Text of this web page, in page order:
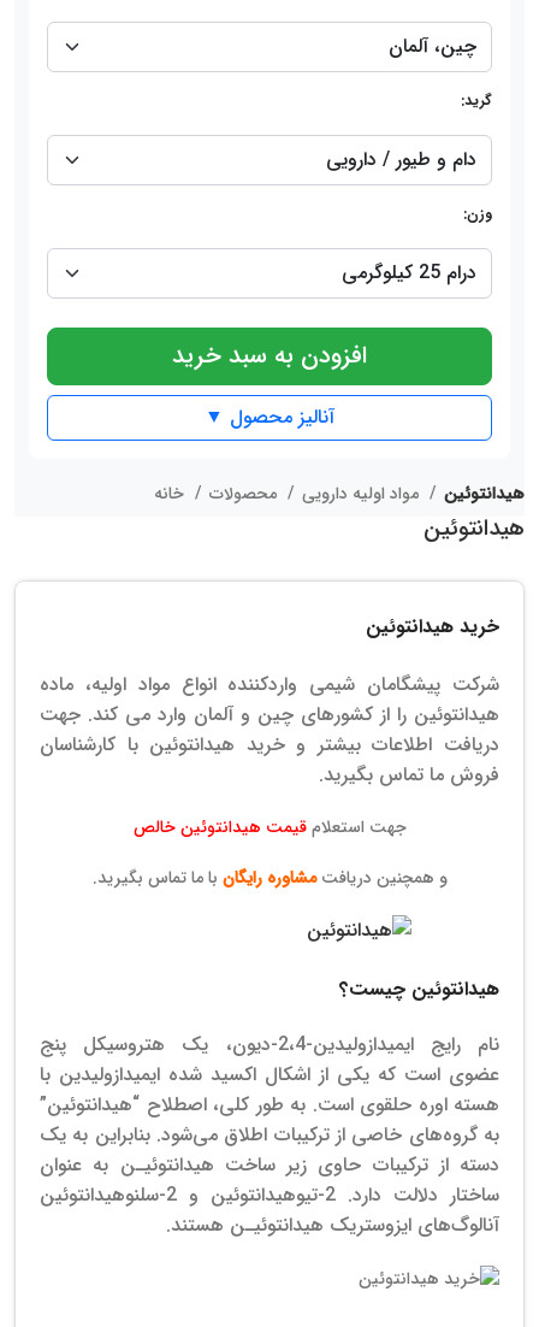
گرید:
وزن:
افزودن به سبد خرید
آنالیز محصول ▼
هیدانتوئین
هیدانتوئین
خرید هیدانتوئین
شرکت پیشگامان شیمی واردکننده انواع مواد اولیه، ماده
هیدانتوئین را از کشورهای چین و آلمان وارد می کند. جهت
دریافت اطلاعات بیشتر و خرید هیدانتوئین با کارشناسان
فروش ما تماس بگیرید.
جهت استعلامقیمت هیدانتوئین خالص
و همچنین دریافتمشاوره رایگان با ما تماس بگیرید.
هیدانتوئین چیست؟
نام رایج ایمیدازولیدین-2،4-دیون، یک هتروسیکل پنج
عضوی است که یکی از اشکال اکسید شده ایمیدازولیدین با
هسته اوره حلقوی است. به طور کلی، اصطلاح “هیدانتوئین”
به گروه‌های خاصی از ترکیبات اطلاق می‌شود. بنابراین به یک
دسته از ترکیبات حاوی زیر ساخت هیدانتوئیـن به عنوان
ساختار دلالت دارد. 2-تیوهیدانتوئین و 2-سلنوهیدانتوئین
آنالوگ‌های ایزوستریک هیدانتوئیـن هستند.